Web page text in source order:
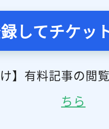
してチケッ
け】有料記事の閲
ちら